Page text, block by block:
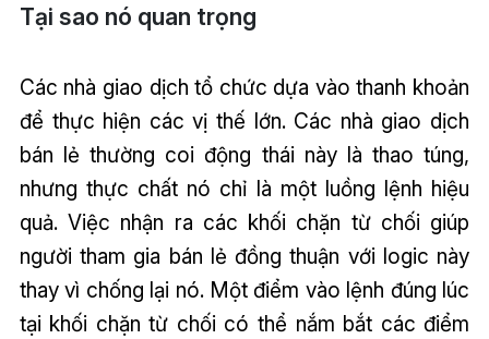
Tại sao nó quan trọng
Các nhà giao dịch tổ chức dựa vào thanh khoản
để thực hiện các vị thế lớn. Các nhà giao dịch
bán lẻ thường coi động thái này là thao túng,
nhưng thực chất nó chỉ là một luồng lệnh hiệu
quả. Việc nhận ra các khối chặn từ chối giúp
người tham gia bán lẻ đồng thuận với logic này
thay vì chống lại nó. Một điểm vào lệnh đúng lúc
tại khối chặn từ chối có thể nắm bắt các điểm